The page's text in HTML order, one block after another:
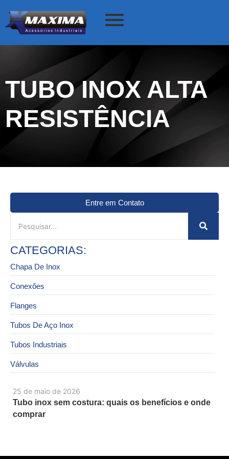
TUBO INOX ALTA
RESISTÊNCIA
25 de maio de 2026
Tubo inox sem costura: quais os benefícios e onde
comprar
Entre em Contato
CATEGORIAS:
Chapa De Inox
Conexões
Flanges
Tubos De Aço Inox
Tubos Industriais
Válvulas